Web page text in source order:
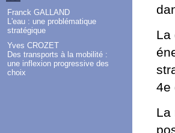
Franck GALLAND
L'eau : une problématique
stratégique
Yves CROZET
Des transports à la mobilité :
une inflexion progressive des
choix
La
4e
La